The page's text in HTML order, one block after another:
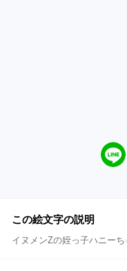
この絵文字の説明
イヌメンZの姪っ子ハニー